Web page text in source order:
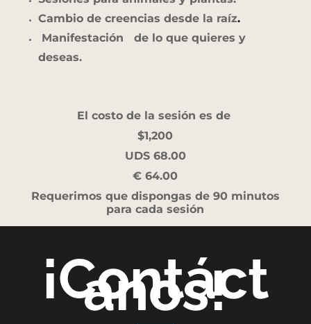
Cambio de creencias desde la raíz.
Manifestación
de lo que quieres y
deseas.
El costo de la sesión es de
$1,200
UDS 68.00
€ 64.00
Requerimos que dispongas de 90 minutos
para cada sesión
¡Contáct
anos!